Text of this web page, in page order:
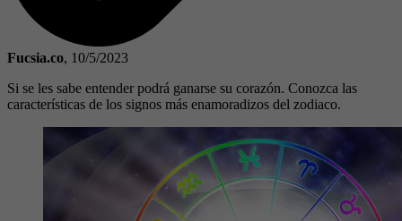
Fucsia.co, 10/5/2023
Si se les sabe entender podrá ganarse su corazón. Conozca las
características de los signos más enamoradizos del zodiaco.